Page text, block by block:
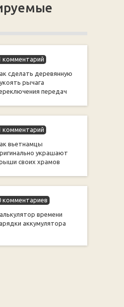
комментарий
сделать деревянную
рычага
передач
комментарий
вьетнамцы
украшают
своих храмов
комментариев
времени
аккумулятора